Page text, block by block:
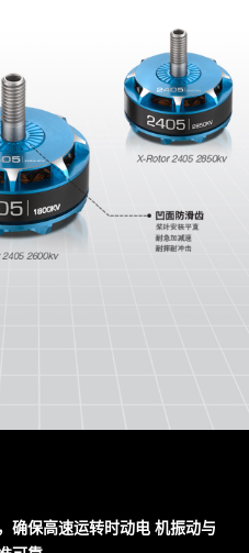
确保高速运转时动电 机振动与